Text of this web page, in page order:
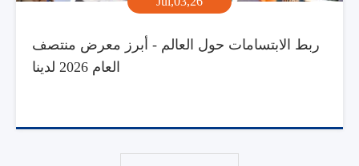
ربط الابتسامات حول العالم - أبرز معرض منتصف
العام 2026 لدينا